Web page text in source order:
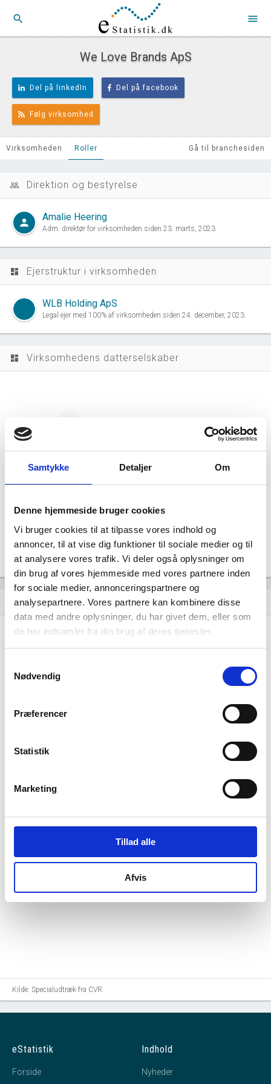
Samtykke Detaljer Om
Denne hjemmeside bruger cookies
Vi bruger cookies til at tilpasse vores indhold og
annoncer, til at vise dig funktioner til sociale medier og til
at analysere vores trafik. Vi deler også oplysninger om
din brug af vores hjemmeside med vores partnere inden
for sociale medier, annonceringspartnere og
analysepartnere. Vores partnere kan kombinere disse
data med andre oplysninger, du har givet dem, eller som
de har indsamlet fra din brug af deres tjenester.
Nødvendig
Præferencer
Statistik
Marketing
Tillad alle
Afvis
search menu
We Love Brands ApS
Del på linkedIn Del på facebook
Følg virksomhed
Virksomheden Roller Gå til branchesiden
people_outline Direktion og bestyrelse
person Amalie Heering
Adm. direktør for virksomheden siden 23. marts, 2023
dashboard Ejerstruktur i virksomheden
WLB Holding ApS
Legal ejer med 100% af virksomheden siden 24. december, 2023.
dashboard Virksomhedens datterselskaber
We Love Brands ApS har ingen
datterselskaber.
hourglass_empty Historisk udvikling af rollerne
24. december, 2023
virksomheden.
hourglass_full 23. marts, 2023
virksomheden.
virksomheden.
Kilde: Specialudtræk fra CVR.
eStatistik
Forside
Indhold
Nyheder